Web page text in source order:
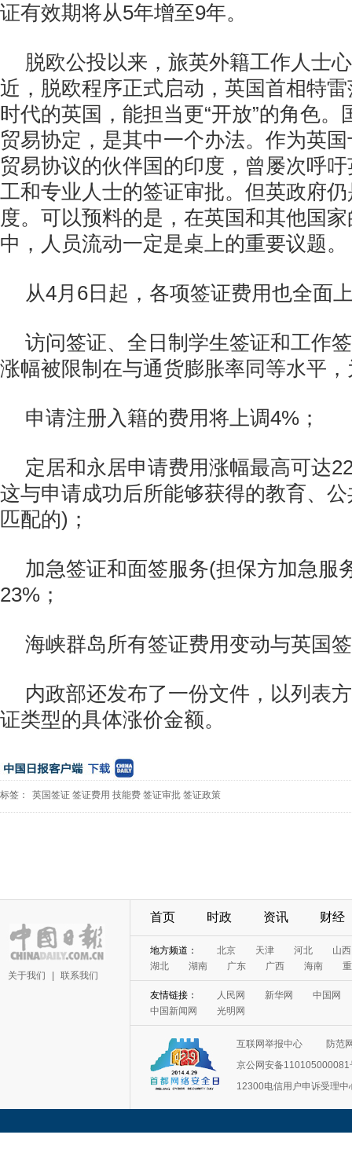
证有效期将从5年增至9年。
脱欧公投以来，旅英外籍工作人士
近，脱欧程序正式启动，英国首相特
时代的英国，能担当更“开放”的角色。
贸易协定，是其中一个办法。作为英
贸易协议的伙伴国的印度，曾屡次呼
工和专业人士的签证审批。但英政府仍
度。可以预料的是，在英国和其他国
中，人员流动一定是桌上的重要议题。
从4月6日起，各项签证费用也全面
访问签证、全日制学生签证和工作
涨幅被限制在与通货膨胀率同等水平
申请注册入籍的费用将上调4%；
定居和永居申请费用涨幅最高可达
这与申请成功后所能够获得的教育、
匹配的)；
加急签证和面签服务(担保方加急服
23%；
海峡群岛所有签证费用变动与英国
内政部还发布了一份文件，以列表
证类型的具体涨价金额。
标签： 英国签证 签证费用 技能费 签证审批 签证政策
关于我们 联系我们
首页 时政 资讯 财经
地方频道： 北京 天津 河北
山西
湖北
湖南 广东 广西 海南
友情链接： 人民网 新华网
中国网
中国新闻网
光明网
互联网举报中心
防范
京公网安备110105000081
12300电信用户申诉受理中